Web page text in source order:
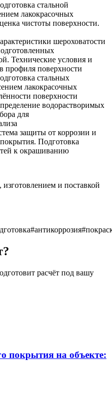
стальной
лакокрасочных
чистоты поверхности.
шероховатости
Технические условия и
профиля поверхности
стальных
лакокрасочных
поверхности
водорастворимых
для
защиты от коррозии и
Подготовка
к окрашиванию
и поставкой
#антикоррозия#
расчёт под вашу
покрытия на объекте: